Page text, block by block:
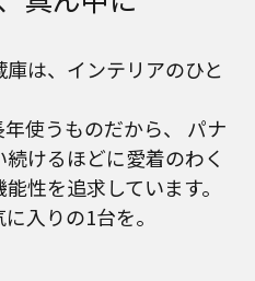
は、インテリアのひと
使うものだから、
パナ
けるほどに愛着のわく
性を追求しています。
入りの1台を。